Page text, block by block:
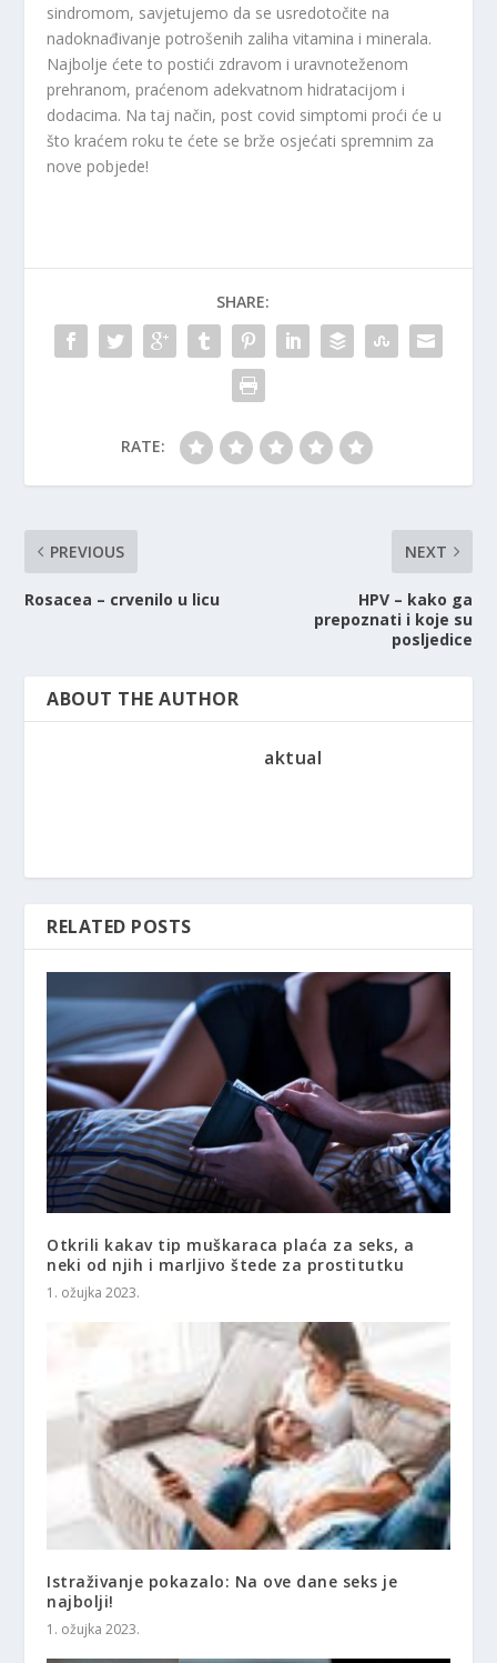
sindromom, savjetujemo da se usredotočite na
nadoknađivanje potrošenih zaliha vitamina i minerala.
Najbolje ćete to postići zdravom i uravnoteženom
prehranom, praćenom adekvatnom hidratacijom i
dodacima. Na taj način, post covid simptomi proći će u
što kraćem roku te ćete se brže osjećati spremnim za
nove pobjede!
SHARE:
RATE:
PREVIOUS
Rosacea – crvenilo u licu
NEXT
HPV – kako ga
prepoznati i koje su
posljedice
ABOUT THE AUTHOR
aktual
RELATED POSTS
Otkrili kakav tip muškaraca plaća za seks, a
neki od njih i marljivo štede za prostitutku
1. ožujka 2023.
Istraživanje pokazalo: Na ove dane seks je
najbolji!
1. ožujka 2023.